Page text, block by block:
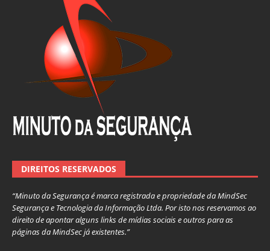
DIREITOS RESERVADOS
“Minuto da Segurança é marca registrada e propriedade da MindSec
Segurança e Tecnologia da Informação Ltda. Por isto nos reservamos ao
direito de apontar alguns links de mídias sociais e outros para as
páginas da MindSec já existentes.”